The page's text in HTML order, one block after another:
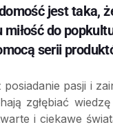
jest taka,
do
serii
pasji i
zgłębiać
i ciekawe